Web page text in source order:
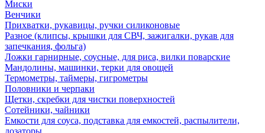
Миски
Венчики
Прихватки, рукавицы, ручки силиконовые
Разное (клипсы, крышки для СВЧ, зажигалки, рукав для
запечкания, фольга)
Ложки гарнирные, соусные, для риса, вилки поварские
Мандолины, машинки, терки для овощей
Термометры, таймеры, гигрометры
Половники и черпаки
Щетки, скребки для чистки поверхностей
Сотейники, чайники
Емкости для соуса, подставка для емкостей, распылители,
дозаторы